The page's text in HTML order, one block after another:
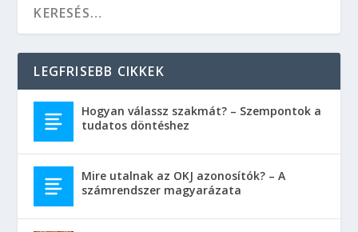
LEGFRISEBB CIKKEK
Hogyan válassz szakmát? – Szempontok a
tudatos döntéshez
Mire utalnak az OKJ azonosítók? – A
számrendszer magyarázata